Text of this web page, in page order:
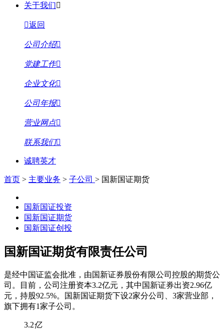
关于我们
返回
公司介绍
党建工作
企业文化
公司年报
营业网点
联系我们
诚聘英才
首页 > 主要业务 > 子公司 > 国新国证期货
国新国证投资
国新国证期货
国新国证创投
国新国证期货有限责任公司
是经中国证监会批准，由国新证券股份有限公司控股的期货公
司。目前，公司注册资本3.2亿元，其中国新证券出资2.96亿
元，持股92.5%。国新国证期货下设2家分公司、3家营业部，
旗下拥有1家子公司。
3.2亿